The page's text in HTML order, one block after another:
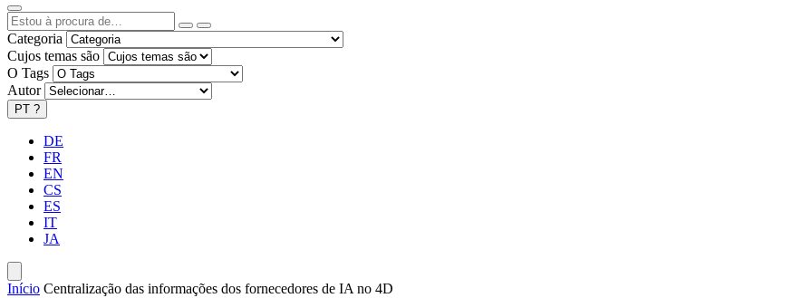
Categoria
Cujos temas são
O Tags
Autor
PT ?
DE
FR
EN
CS
ES
IT
JA
Início Centralização das informações dos fornecedores de IA no 4D